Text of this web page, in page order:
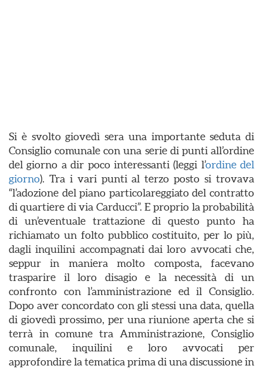
Si è svolto giovedì sera una importante seduta di
Consiglio comunale con una serie di punti all’ordine
del giorno a dir poco interessanti (leggi l’ordine del
giorno). Tra i vari punti al terzo posto si trovava
“l’adozione del piano particolareggiato del contratto
di quartiere di via Carducci”. E proprio la probabilità
di un’eventuale trattazione di questo punto ha
richiamato un folto pubblico costituito, per lo più,
dagli inquilini accompagnati dai loro avvocati che,
seppur in maniera molto composta, facevano
trasparire il loro disagio e la necessità di un
confronto con l’amministrazione ed il Consiglio.
Dopo aver concordato con gli stessi una data, quella
di giovedì prossimo, per una riunione aperta che si
terrà in comune tra Amministrazione, Consiglio
comunale, inquilini e loro avvocati per
approfondire la tematica prima di una discussione in